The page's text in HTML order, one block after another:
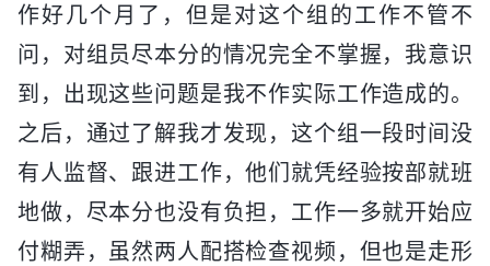
作好几个月了，但是对这个组的工作不管不
问，对组员尽本分的情况完全不掌握，我意识
到，出现这些问题是我不作实际工作造成的。
之后，通过了解我才发现，这个组一段时间没
有人监督、跟进工作，他们就凭经验按部就班
地做，尽本分也没有负担，工作一多就开始应
付糊弄，虽然两人配搭检查视频，但也是走形